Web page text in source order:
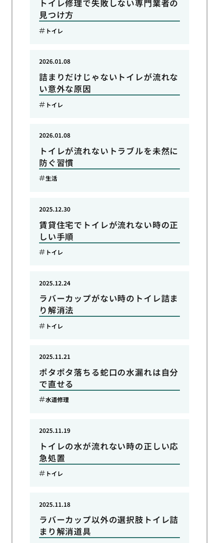
トイレ修理で失敗しない専門業者の
見つけ方
トイレ
詰まりだけじゃないトイレが流れな
い意外な原因
2026.01.08
トイレ
トイレが流れないトラブルを未然に
防ぐ習慣
2026.01.08
生活
賃貸住宅でトイレが流れない時の正
しい手順
2025.12.30
トイレ
ラバーカップがない時のトイレ詰ま
り解消法
2025.12.24
トイレ
ポタポタ落ちる蛇口の水漏れは自分
で直せる
2025.11.21
水道修理
トイレの水が流れない時の正しい応
急処置
2025.11.19
トイレ
ラバーカップ以外の選択肢トイレ詰
まり解消道具
2025.11.18